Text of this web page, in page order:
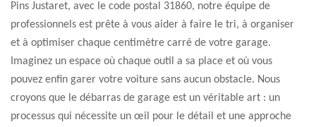
Pins Justaret, avec le code postal 31860, notre équipe de
professionnels est prête à vous aider à faire le tri, à organiser
et à optimiser chaque centimètre carré de votre garage.
Imaginez un espace où chaque outil a sa place et où vous
pouvez enfin garer votre voiture sans aucun obstacle. Nous
croyons que le débarras de garage est un véritable art : un
processus qui nécessite un œil pour le détail et une approche